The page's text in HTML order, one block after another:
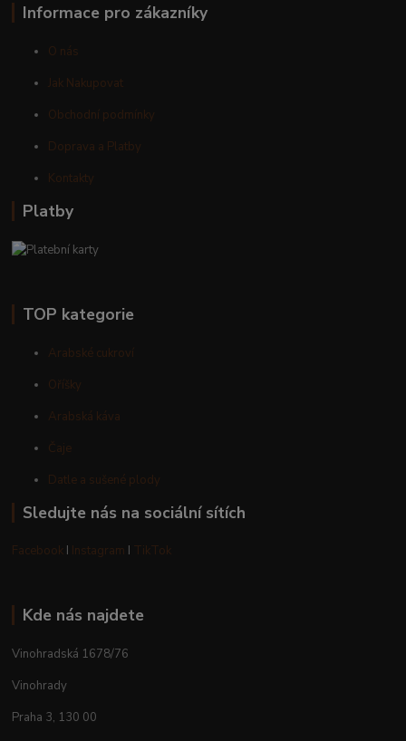
Informace pro zákazníky
O nás
Jak Nakupovat
Obchodní podmínky
Doprava a Platby
Kontakty
Platby
TOP kategorie
Arabské cukroví
Oříšky
Arabská káva
Čaje
Datle a sušené plody
Sledujte nás na sociální sítích
Facebook I Instagram I TikTok
Kde nás najdete
Vinohradská 1678/76
Vinohrady
Praha 3, 130 00